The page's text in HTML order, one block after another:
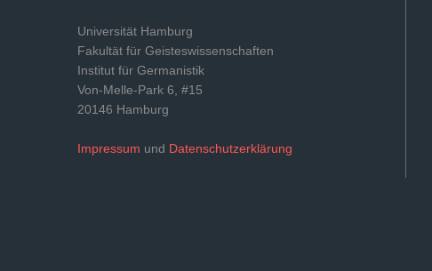
Universität Hamburg
Fakultät für Geisteswissenschaften
Institut für Germanistik
Von-Melle-Park 6, #15
20146 Hamburg
Impressum und Datenschutzerklärung